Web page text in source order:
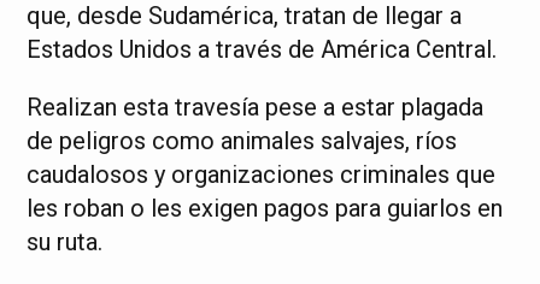
que, desde Sudamérica, tratan de llegar a
Estados Unidos a través de América Central.
Realizan esta travesía pese a estar plagada
de peligros como animales salvajes, ríos
caudalosos y organizaciones criminales que
les roban o les exigen pagos para guiarlos en
su ruta.